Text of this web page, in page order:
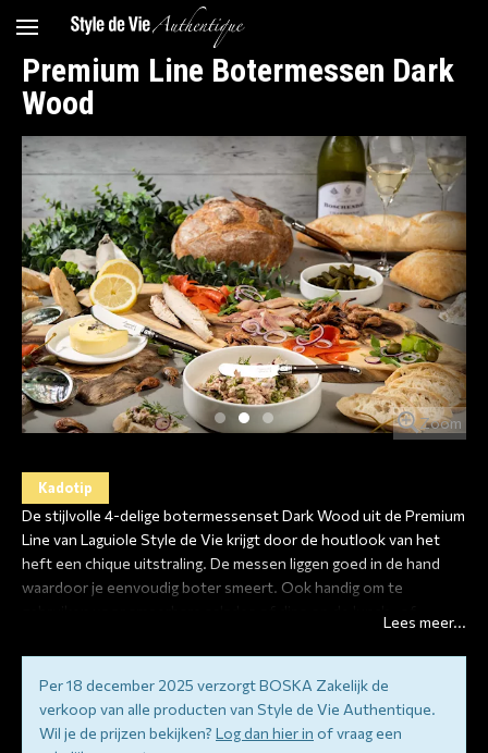
Premium Line Botermessen Dark
Wood
Zoom
Zoom
Zoom
Kadotip
De stijlvolle 4-delige botermessenset Dark Wood uit de Premium
Line van Laguiole Style de Vie krijgt door de houtlook van het
heft een chique uitstraling. De messen liggen goed in de hand
waardoor je eenvoudig boter smeert. Ook handig om te
een zwarte houten tray en het lemmet is 1,2 mm dik. Maak je set
compleet met de bijbehorende kaasmessenset Dark Wood uit de
Premium Line. Tevens verkrijgbaar in verschillende varianten.
Lees meer...
Per 18 december 2025 verzorgt BOSKA Zakelijk de
verkoop van alle producten van Style de Vie Authentique.
Wil je de prijzen bekijken? Log dan hier in of vraag een